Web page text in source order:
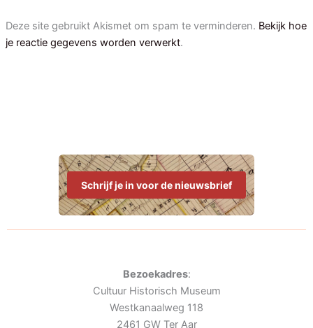
Deze site gebruikt Akismet om spam te verminderen. Bekijk hoe
je reactie gegevens worden verwerkt.
Schrijf je in voor de nieuwsbrief
Bezoekadres:
Cultuur Historisch Museum
Westkanaalweg 118
2461 GW Ter Aar